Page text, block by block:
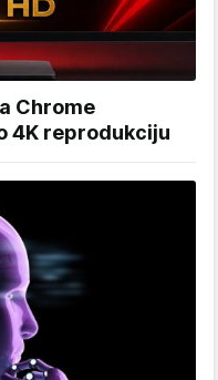
Chrome
4K reprodukciju